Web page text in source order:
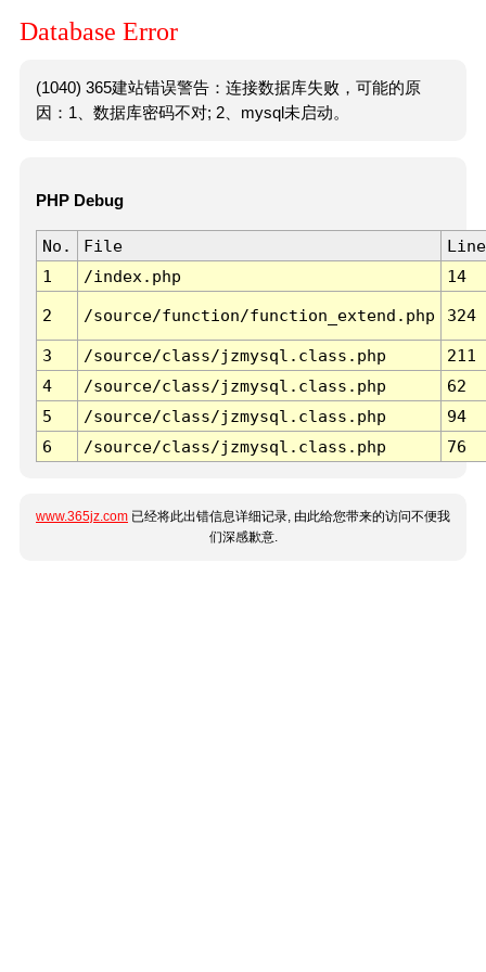
Database Error
(1040) 365建站错误警告：连接数据库失败，可能的原
因：1、数据库密码不对; 2、mysql未启动。
PHP Debug
No. File
Line
1
/index.php 14
2 /source/function/function_extend.php 324
3 /source/class/jzmysql.class.php
211
4
/source/class/jzmysql.class.php
62
5
/source/class/jzmysql.class.php
94
6
/source/class/jzmysql.class.php 76
www.365jz.com 已经将此出错信息详细记录, 由此给您带来的访问不便我
们深感歉意.